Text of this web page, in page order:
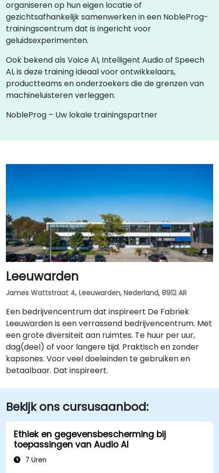
organiseren op hun eigen locatie of
gezichtsafhankelijk samenwerken in een NobleProg-
trainingscentrum dat is ingericht voor
geluidsexperimenten.
Ook bekend als Voice AI, Intelligent Audio of Speech
AI, is deze training ideaal voor ontwikkelaars,
productteams en onderzoekers die de grenzen van
machineluisteren verleggen.
NobleProg – Uw lokale trainingspartner
Leeuwarden
James Wattstraat 4, Leeuwarden, Nederland, 8912 AR
Een bedrijvencentrum dat inspireert De Fabriek
Leeuwarden is een verrassend bedrijvencentrum. Met
een grote diversiteit aan ruimtes. Te huur per uur,
dag(deel) of voor langere tijd. Praktisch en zonder
kapsones. Voor veel doeleinden te gebruiken en
betaalbaar. Dat inspireert.
Bekijk ons cursusaanbod:
Ethiek en gegevensbescherming bij
toepassingen van Audio AI
7 Uren